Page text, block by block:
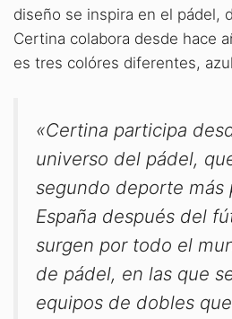
diseño se inspira en el pádel,
Certina colabora desde hace
es tres colóres diferentes,
«Certina participa
universo del pádel,
segundo deporte más
España después del
surgen por todo el
de pádel, en las que
equipos de dobles